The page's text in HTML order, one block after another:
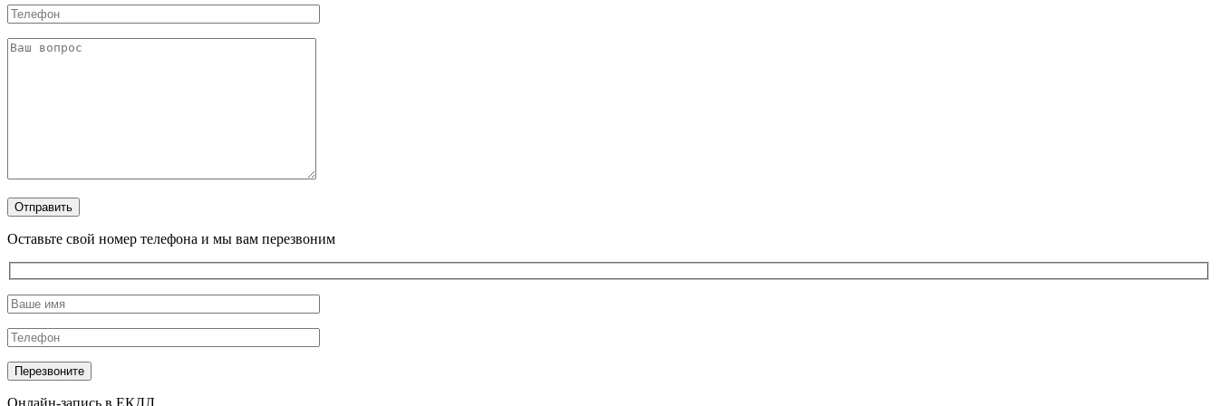
Оставьте свой номер телефона и мы вам перезвоним
Онлайн-запись в ЕКДЛ